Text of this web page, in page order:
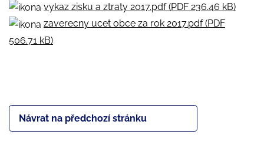
vykaz zisku a ztraty 2017.pdf (PDF 236.46 kB)
zaverecny ucet obce za rok 2017.pdf (PDF
506.71 kB)
Návrat na předchozí stránku